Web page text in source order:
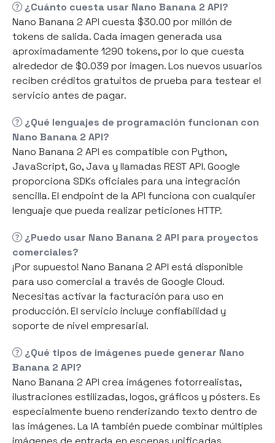
¿Cuánto cuesta usar Nano Banana 2 API?
Nano Banana 2 API cuesta $30.00 por millón de
tokens de salida. Cada imagen generada usa
aproximadamente 1290 tokens, por lo que cuesta
alrededor de $0.039 por imagen. Los nuevos usuarios
reciben créditos gratuitos de prueba para testear el
servicio antes de pagar.
¿Qué lenguajes de programación funcionan con
Nano Banana 2 API?
Nano Banana 2 API es compatible con Python,
JavaScript, Go, Java y llamadas REST API. Google
proporciona SDKs oficiales para una integración
sencilla. El endpoint de la API funciona con cualquier
lenguaje que pueda realizar peticiones HTTP.
¿Puedo usar Nano Banana 2 API para proyectos
comerciales?
¡Por supuesto! Nano Banana 2 API está disponible
para uso comercial a través de Google Cloud.
Necesitas activar la facturación para uso en
producción. El servicio incluye confiabilidad y
soporte de nivel empresarial.
¿Qué tipos de imágenes puede generar Nano
Banana 2 API?
Nano Banana 2 API crea imágenes fotorrealistas,
ilustraciones estilizadas, logos, gráficos y pósters. Es
especialmente bueno renderizando texto dentro de
las imágenes. La IA también puede combinar múltiples